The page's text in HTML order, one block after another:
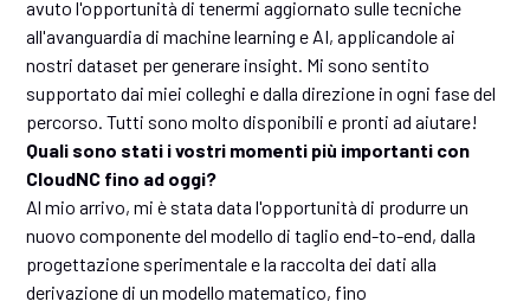
avuto l'opportunità di tenermi aggiornato sulle tecniche
all'avanguardia di machine learning e AI, applicandole ai
nostri dataset per generare insight. Mi sono sentito
supportato dai miei colleghi e dalla direzione in ogni fase del
percorso. Tutti sono molto disponibili e pronti ad aiutare!
Quali sono stati i vostri momenti più importanti con
CloudNC fino ad oggi?
Al mio arrivo, mi è stata data l'opportunità di produrre un
nuovo componente del modello di taglio end-to-end, dalla
progettazione sperimentale e la raccolta dei dati alla
derivazione di un modello matematico, fino